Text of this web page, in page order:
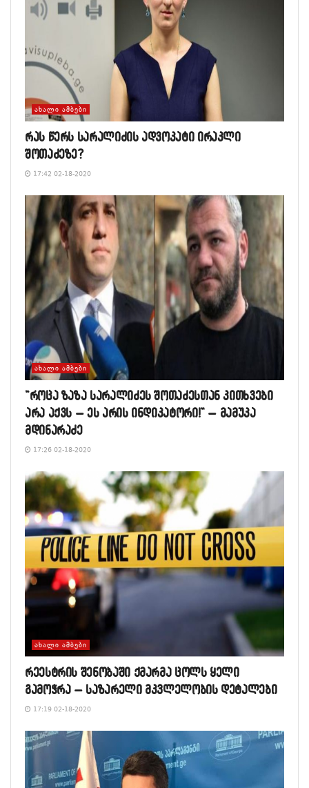
ᲐᲮᲐᲚᲘ ᲐᲛᲑᲔᲑᲘ
რას წერს სარალიძის ადვოკატი ირაკლი
შოთაძეზე?
17:42 02-18-2020
ᲐᲮᲐᲚᲘ ᲐᲛᲑᲔᲑᲘ
“როცა ზაზა სარალიძეს შოთაძესთან კითხვები
არა აქვს – ეს არის ინდიკატორი!” – მამუკა
მდინარაძე
17:26 02-18-2020
ᲐᲮᲐᲚᲘ ᲐᲛᲑᲔᲑᲘ
რეესტრის შენობაში ქმარმა ცოლს ყელი
გამოჭრა – საზარელი მკვლელობის დეტალები
17:19 02-18-2020